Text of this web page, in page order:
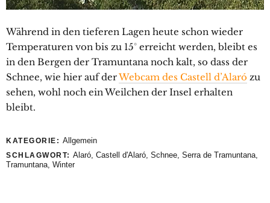
Während in den tieferen Lagen heute schon wieder
Temperaturen von bis zu 15° erreicht werden, bleibt es
in den Bergen der Tramuntana noch kalt, so dass der
Schnee, wie hier auf derWebcam des Castell d’Alaró zu
sehen, wohl noch ein Weilchen der Insel erhalten
bleibt.
KATEGORIE: Allgemein
SCHLAGWORT: Alaró Castell d'Alaró Schnee Serra de Tramuntana
Tramuntana Winter